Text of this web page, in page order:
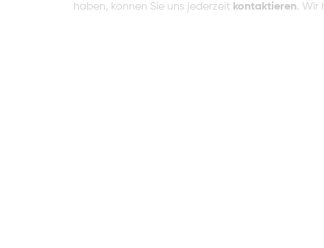
haben, können Sie uns jederzeit kontaktieren. Wir